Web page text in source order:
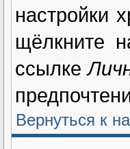
настройки
щёлкните
ссылке
Вернуться к